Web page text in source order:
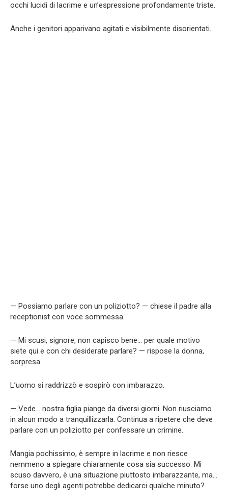
occhi lucidi di lacrime e un’espressione profondamente triste.
Anche i genitori apparivano agitati e visibilmente disorientati.
— Possiamo parlare con un poliziotto? — chiese il padre alla
receptionist con voce sommessa.
— Mi scusi, signore, non capisco bene… per quale motivo
siete qui e con chi desiderate parlare? — rispose la donna,
sorpresa.
L’uomo si raddrizzò e sospirò con imbarazzo.
— Vede… nostra figlia piange da diversi giorni. Non riusciamo
in alcun modo a tranquillizzarla. Continua a ripetere che deve
parlare con un poliziotto per confessare un crimine.
Mangia pochissimo, è sempre in lacrime e non riesce
nemmeno a spiegare chiaramente cosa sia successo. Mi
scuso davvero, è una situazione piuttosto imbarazzante, ma…
forse uno degli agenti potrebbe dedicarci qualche minuto?